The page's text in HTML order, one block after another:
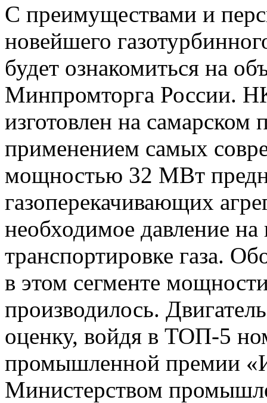
С преимуществами и
новейшего
будет ознакомиться на
Минпромторга России.
изготовлен на
применением самых
мощностью 32 МВт
газоперекачивающих
необходимое давление
транспортировке газа.
в этом сегменте
производилось.
оценку, войдя в ТОП-5
промышленной премии
Министерством